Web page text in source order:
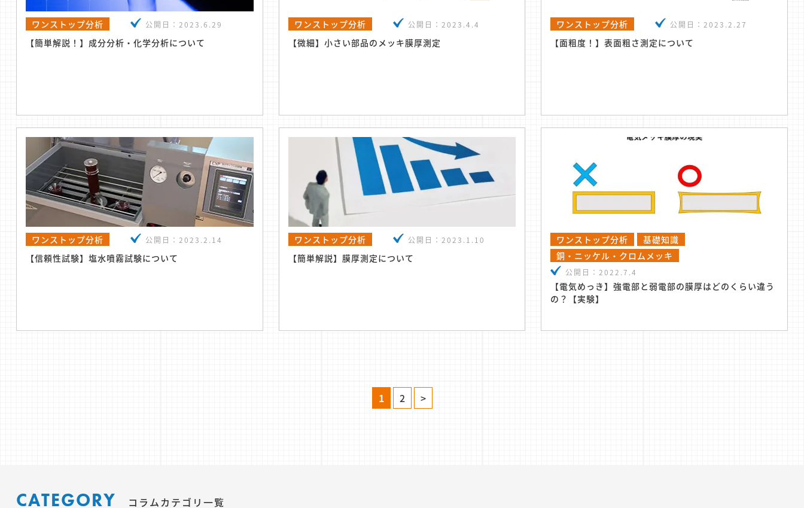
ワンストップ分析 公開日：2023.6.29
【簡単解説！】成分分析・化学分析について
ワンストップ分析 公開日： 2023.4.4
【微細】小さい部品のメッキ膜厚測定
ワンストップ分析 公開日：2023.2.27
【面粗度！】表面粗さ測定について
ワンストップ分析 公開日：2023.2.14
【信頼性試験】塩水噴霧試験について
ワンストップ分析 公開日： 2023.1.10
【簡単解説】膜厚測定について
ワンストップ分析
基礎知識
銅・ニッケル・クロムメッキ
公開日：2022.7.4
【電気めっき】強電部と弱電部の膜厚はどのくらい違う
の？【実験】
1 2 >
CATEGORY コラムカテゴリ一覧